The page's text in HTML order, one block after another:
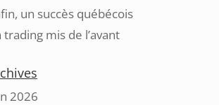
un succès québécois
trading mis de l’avant
2026